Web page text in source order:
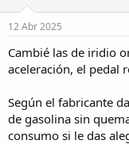
n
c
o
12 Abr 2025
Cambié las de iridio
aceleración, el pedal
Según el fabricante
de gasolina sin
consumo si le das